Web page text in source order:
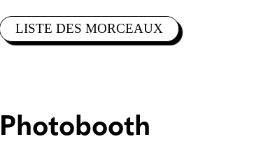
LISTE DES MORCEAUX
Photobooth